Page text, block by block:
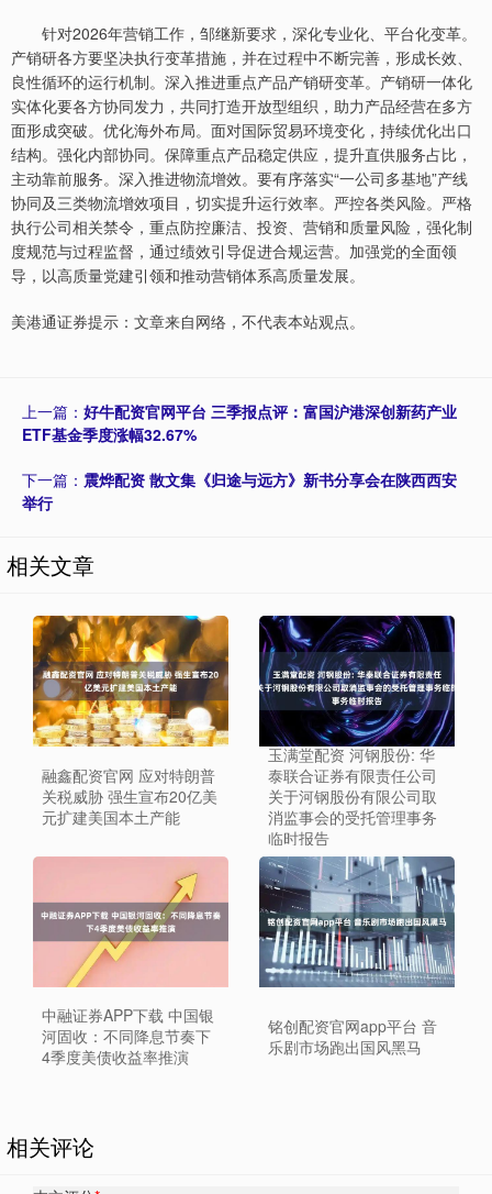
针对2026年营销工作，邹继新要求，深化专业化、平台化变革。
产销研各方要坚决执行变革措施，并在过程中不断完善，形成长效、
良性循环的运行机制。深入推进重点产品产销研变革。产销研一体化
实体化要各方协同发力，共同打造开放型组织，助力产品经营在多方
面形成突破。优化海外布局。面对国际贸易环境变化，持续优化出口
结构。强化内部协同。保障重点产品稳定供应，提升直供服务占比，
主动靠前服务。深入推进物流增效。要有序落实“一公司多基地”产线
协同及三类物流增效项目，切实提升运行效率。严控各类风险。严格
执行公司相关禁令，重点防控廉洁、投资、营销和质量风险，强化制
度规范与过程监督，通过绩效引导促进合规运营。加强党的全面领
导，以高质量党建引领和推动营销体系高质量发展。
美港通证券提示：文章来自网络，不代表本站观点。
上一篇： 好牛配资官网平台 三季报点评：富国沪港深创新药产业
ETF基金季度涨幅32.67%
下一篇： 震烨配资 散文集《归途与远方》新书分享会在陕西西安
举行
相关文章
融鑫配资官网 应对特朗普
关税威胁 强生宣布20亿美
元扩建美国本土产能
玉满堂配资 河钢股份: 华
泰联合证券有限责任公司
关于河钢股份有限公司取
消监事会的受托管理事务
临时报告
中融证券APP下载 中国银
河固收：不同降息节奏下
4季度美债收益率推演
铭创配资官网app平台 音
乐剧市场跑出国风黑马
相关评论